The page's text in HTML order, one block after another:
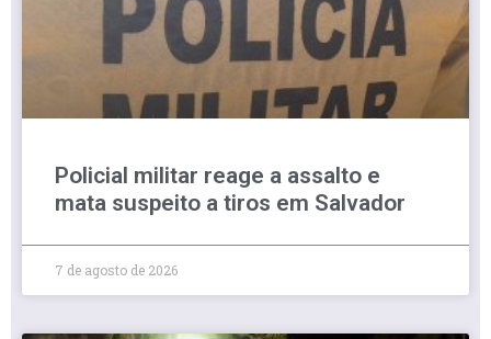
Policial militar reage a assalto e
mata suspeito a tiros em Salvador
7 de agosto de 2026